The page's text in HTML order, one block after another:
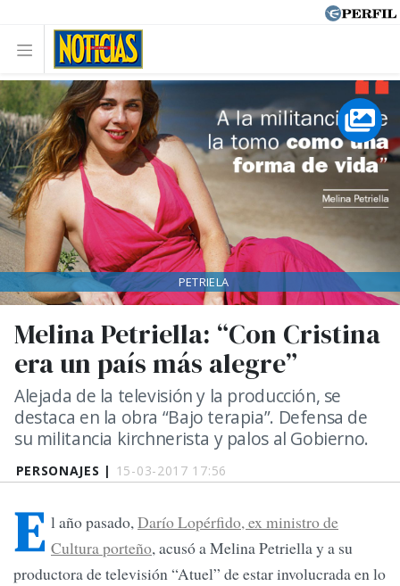
PERSONAJES | 15-03-2017 17:56
Melina Petriella: “Con Cristina
era un país más alegre”
Alejada de la televisión y la producción, se
destaca en la obra “Bajo terapia”. Defensa de
su militancia kirchnerista y palos al Gobierno.
PETRIELA
E l año pasado,Darío Lopérfido, ex ministro de
Cultura porteño, acusó a Melina Petriella y a su
productora de televisión “Atuel” de estar involucrada en lo